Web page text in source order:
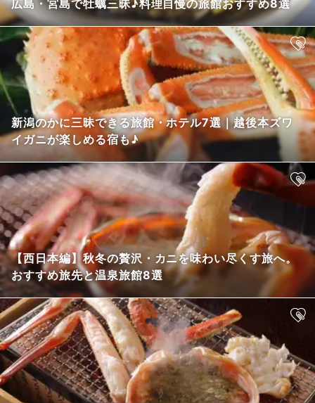
広島・宮島で牡蠣三昧♪料理自慢の旅館おすすめ8選
新潟のかに三昧できる旅館・ホテル7選｜越後本ズワ
イガニが楽しめる宿も♪
【西日本編】秋冬の贅沢・カニを味わい尽くす旅へ。
おすすめ旅先と温泉旅館8選